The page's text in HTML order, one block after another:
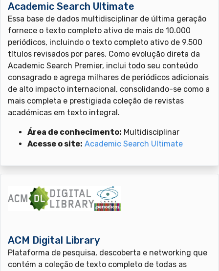
Academic Search Ultimate
Essa base de dados multidisciplinar de última geração
fornece o texto completo ativo de mais de 10.000
periódicos, incluindo o texto completo ativo de 9.500
títulos revisados por pares. Como evolução direta da
Academic Search Premier, inclui todo seu conteúdo
consagrado e agrega milhares de periódicos adicionais
de alto impacto internacional, consolidando-se como a
mais completa e prestigiada coleção de revistas
académicas em texto integral.
Área de conhecimento: Multidisciplinar
Acesse o site: Academic Search Ultimate
ACM Digital Library
Plataforma de pesquisa, descoberta e networking que
contém a coleção de texto completo de todas as